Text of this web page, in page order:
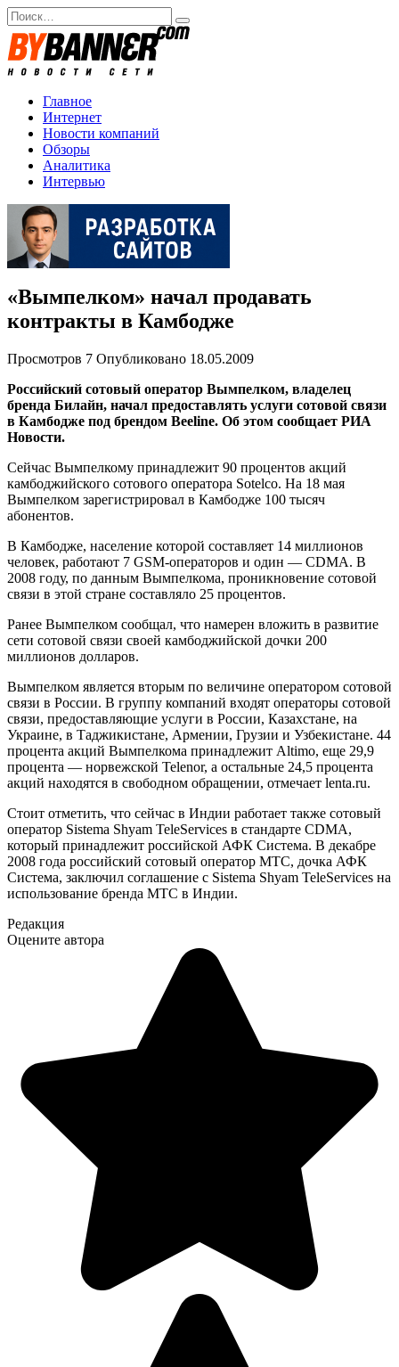
Перейти
к
содержанию
Search
for:
Главное
Интернет
Новости компаний
Обзоры
Аналитика
Интервью
«Вымпелком» начал продавать
контракты в Камбодже
Просмотров 7 Опубликовано 18.05.2009
Российский сотовый оператор Вымпелком, владелец
бренда Билайн, начал предоставлять услуги сотовой связи
в Камбодже под брендом Beeline. Об этом сообщает РИА
Новости.
Сейчас Вымпелкому принадлежит 90 процентов акций
камбоджийского сотового оператора Sotelco. На 18 мая
Вымпелком зарегистрировал в Камбодже 100 тысяч
абонентов.
В Камбодже, население которой составляет 14 миллионов
человек, работают 7 GSM-операторов и один — CDMA. В
2008 году, по данным Вымпелкома, проникновение сотовой
связи в этой стране составляло 25 процентов.
Ранее Вымпелком сообщал, что намерен вложить в развитие
сети сотовой связи своей камбоджийской дочки 200
миллионов долларов.
Вымпелком является вторым по величине оператором сотовой
связи в России. В группу компаний входят операторы сотовой
связи, предоставляющие услуги в России, Казахстане, на
Украине, в Таджикистане, Армении, Грузии и Узбекистане. 44
процента акций Вымпелкома принадлежит Altimo, еще 29,9
процента — норвежской Telenor, а остальные 24,5 процента
акций находятся в свободном обращении, отмечает lenta.ru.
Стоит отметить, что сейчас в Индии работает также сотовый
оператор Sistema Shyam TeleServices в стандарте CDMA,
который принадлежит российской АФК Система. В декабре
2008 года российский сотовый оператор МТС, дочка АФК
Система, заключил соглашение с Sistema Shyam TeleServices на
использование бренда МТС в Индии.
Редакция
Оцените автора